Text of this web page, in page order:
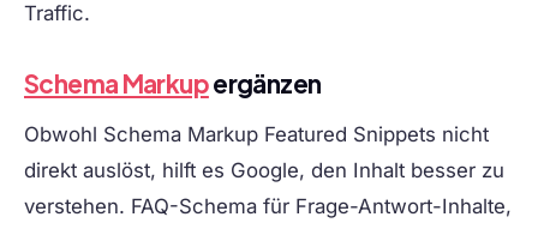
Traffic.
Schema Markupergänzen
Obwohl Schema Markup Featured Snippets nicht
direkt auslöst, hilft es Google, den Inhalt besser zu
verstehen. FAQ-Schema für Frage-Antwort-Inhalte,